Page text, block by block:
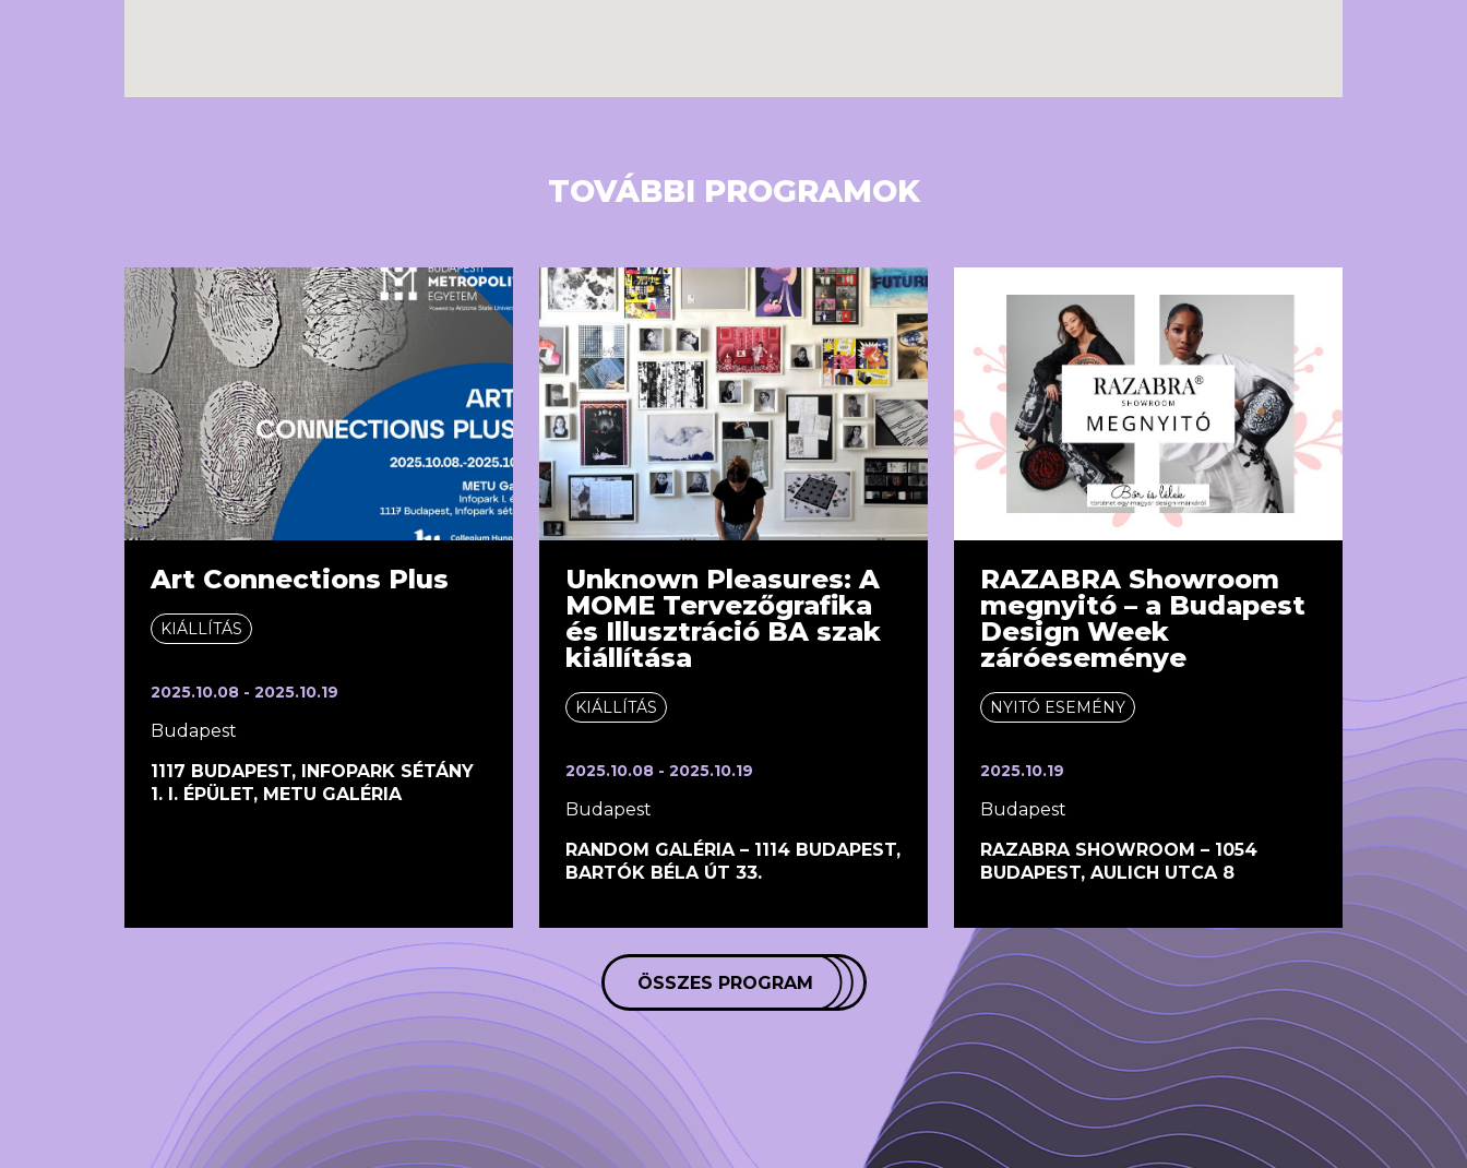
TOVÁBBI PROGRAMOK
Art Connections Plus
KIÁLLÍTÁS
2025.10.08 - 2025.10.19
Budapest
1117 BUDAPEST, INFOPARK SÉTÁNY
1. I. ÉPÜLET, METU GALÉRIA
Unknown Pleasures: A
MOME Tervezőgrafika
és Illusztráció BA szak
kiállítása
KIÁLLÍTÁS
2025.10.08 - 2025.10.19
Budapest
RANDOM GALÉRIA – 1114 BUDAPEST,
BARTÓK BÉLA ÚT 33.
RAZABRA Showroom
megnyitó – a Budapest
Design Week
záróeseménye
NYITÓ ESEMÉNY
2025.10.19
Budapest
RAZABRA SHOWROOM – 1054
BUDAPEST, AULICH UTCA 8
ÖSSZES PROGRAM